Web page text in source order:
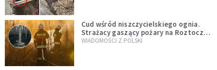
Cud wśród niszczycielskiego ognia.
Strażacy gaszący pożary na Roztoczu
opublikowali niezwykłe zdjęcie
WIADOMOŚCI Z POLSKI